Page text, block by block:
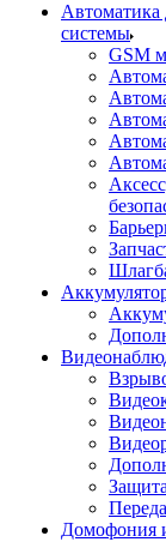
Автоматика
системы
GSM
Домофония